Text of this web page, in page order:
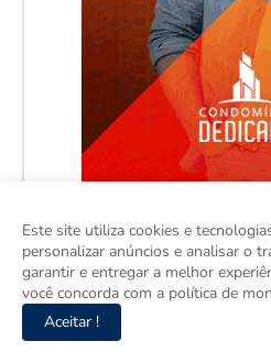
Este site utiliza cookies e
personalizar anúncios e analisar o
garantir e entregar a melhor
você concorda com a política de
Aceitar !